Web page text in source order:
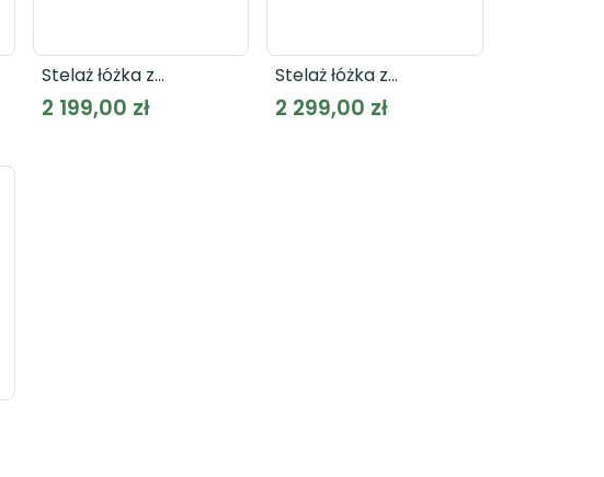
Stelaż łóżka z
podnoszonym
wkładem GLENKEEN
2 199,00 zł
Stelaż łóżka z
podnoszonym
wkładem GLENKEEN
2 299,00 zł